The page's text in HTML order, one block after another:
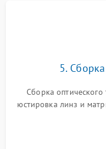
5.
Сборка оптического
юстировка линз и
и устранения
шлейфов,